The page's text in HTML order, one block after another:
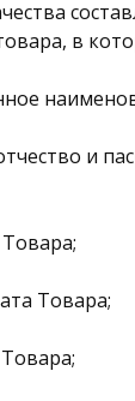
в
и
Товара;